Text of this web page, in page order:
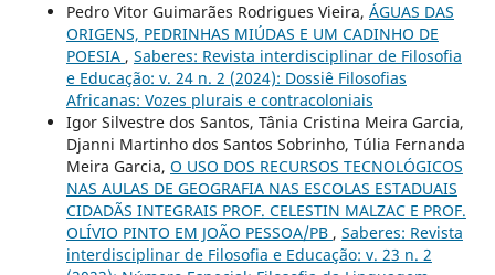
Pedro Vitor Guimarães Rodrigues Vieira, ÁGUAS DAS
ORIGENS, PEDRINHAS MIÚDAS E UM CADINHO DE
POESIA , Saberes: Revista interdisciplinar de Filosofia
e Educação: v. 24 n. 2 (2024): Dossiê Filosofias
Africanas: Vozes plurais e contracoloniais
Igor Silvestre dos Santos, Tânia Cristina Meira Garcia,
Djanni Martinho dos Santos Sobrinho, Túlia Fernanda
Meira Garcia, O USO DOS RECURSOS TECNOLÓGICOS
NAS AULAS DE GEOGRAFIA NAS ESCOLAS ESTADUAIS
CIDADÃS INTEGRAIS PROF. CELESTIN MALZAC E PROF.
OLÍVIO PINTO EM JOÃO PESSOA/PB , Saberes: Revista
interdisciplinar de Filosofia e Educação: v. 23 n. 2